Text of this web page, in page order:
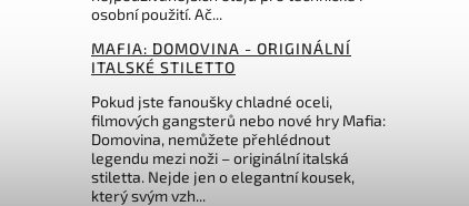
osobní použití. Ač...
MAFIA: DOMOVINA - ORIGINÁLNÍ
ITALSKÉ STILETTO
Pokud jste fanoušky chladné oceli,
filmových gangsterů nebo nové hry Mafia:
Domovina, nemůžete přehlédnout
legendu mezi noži – originální italská
stiletta. Nejde jen o elegantní kousek,
který svým vzh...
273 Kč